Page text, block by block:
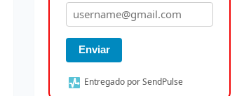
Enviar
Entregado por SendPulse